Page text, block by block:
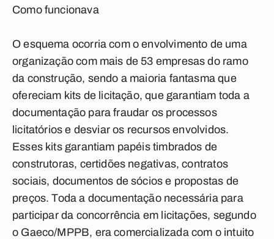
Como funcionava
O esquema ocorria com o envolvimento de uma
organização com mais de 53 empresas do ramo
da construção, sendo a maioria fantasma que
ofereciam kits de licitação, que garantiam toda a
documentação para fraudar os processos
licitatórios e desviar os recursos envolvidos.
Esses kits garantiam papéis timbrados de
construtoras, certidões negativas, contratos
sociais, documentos de sócios e propostas de
preços. Toda a documentação necessária para
participar da concorrência em licitações, segundo
o Gaeco/MPPB, era comercializada com o intuito